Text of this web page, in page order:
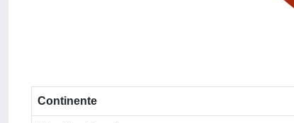
Continente